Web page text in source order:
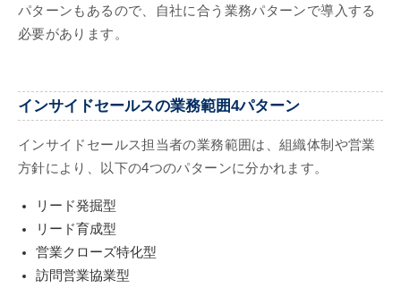
パターンもあるので、自社に合う業務パターンで導入する
必要があります。
インサイドセールスの業務範囲4パターン
インサイドセールス担当者の業務範囲は、組織体制や営業
方針により、以下の4つのパターンに分かれます。
リード発掘型
リード育成型
営業クローズ特化型
訪問営業協業型